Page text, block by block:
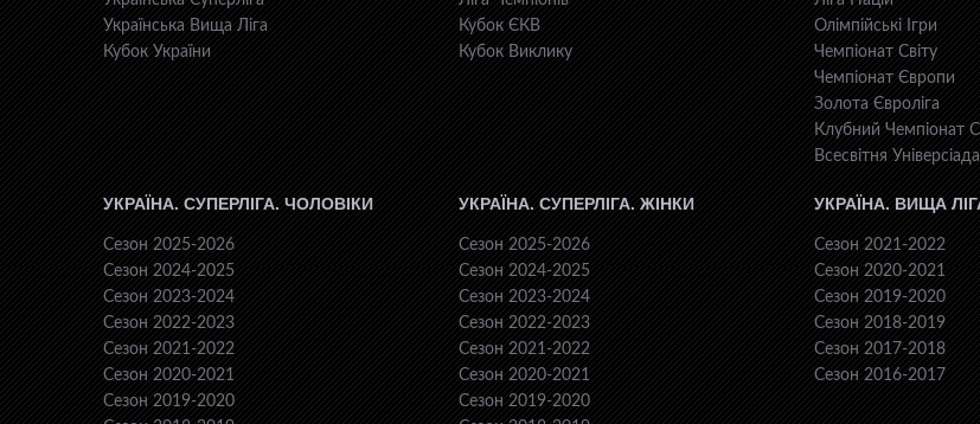
Українська Вища Ліга
Кубок України
Кубок ЄКВ
Кубок Виклику
Олімпійські Ігри
Чемпіонат Світу
Чемпіонат Європи
Золота Євроліга
Клубний Чемпіонат
Всесвiтня Унiверсiaда
УКРАЇНА. СУПЕРЛІГА. ЧОЛОВІКИ
Сезон 2025-2026
Сезон 2024-2025
Сезон 2023-2024
Сезон 2022-2023
Сезон 2021-2022
Сезон 2020-2021
Сезон 2019-2020
УКРАЇНА. СУПЕРЛІГА. ЖІНКИ
Сезон 2025-2026
Сезон 2024-2025
Сезон 2023-2024
Сезон 2022-2023
Сезон 2021-2022
Сезон 2020-2021
Сезон 2019-2020
УКРАЇНА. ВИЩА
Сезон 2021-2022
Сезон 2020-2021
Сезон 2019-2020
Сезон 2018-2019
Сезон 2017-2018
Сезон 2016-2017